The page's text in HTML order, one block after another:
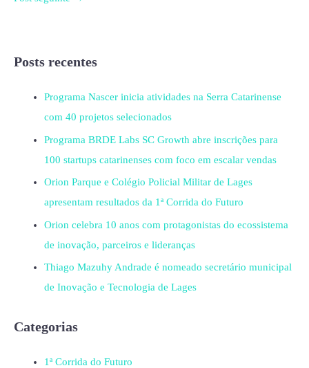
Posts recentes
Programa Nascer inicia atividades na Serra Catarinense
com 40 projetos selecionados
Programa BRDE Labs SC Growth abre inscrições para
100 startups catarinenses com foco em escalar vendas
Orion Parque e Colégio Policial Militar de Lages
apresentam resultados da 1ª Corrida do Futuro
Orion celebra 10 anos com protagonistas do ecossistema
de inovação, parceiros e lideranças
Thiago Mazuhy Andrade é nomeado secretário municipal
de Inovação e Tecnologia de Lages
Categorias
1ª Corrida do Futuro